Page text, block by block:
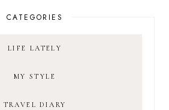
CATEGORIES
LIFE LATELY
MY STYLE
TRAVEL DIARY